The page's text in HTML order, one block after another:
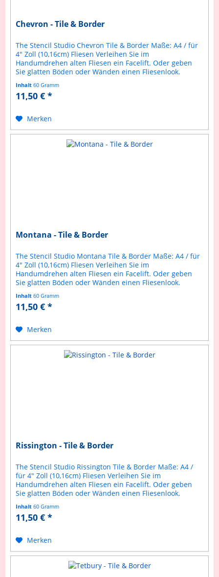
Chevron - Tile & Border
The Stencil Studio Chevron Tile & Border Maße: A4 / für
4" Zoll (10,16cm) Fliesen Verleihen Sie im
Handumdrehen alten Fliesen ein Facelift. Oder geben
Sie glatten Böden oder Wänden einen Fliesenlook.
Inhalt60 Gramm
11,50 € *
Merken
Montana - Tile & Border
The Stencil Studio Montana Tile & Border Maße: A4 / für
4" Zoll (10,16cm) Fliesen Verleihen Sie im
Handumdrehen alten Fliesen ein Facelift. Oder geben
Sie glatten Böden oder Wänden einen Fliesenlook.
Inhalt60 Gramm
11,50 € *
Merken
Rissington - Tile & Border
The Stencil Studio Rissington Tile & Border Maße: A4 /
für 4" Zoll (10,16cm) Fliesen Verleihen Sie im
Handumdrehen alten Fliesen ein Facelift. Oder geben
Sie glatten Böden oder Wänden einen Fliesenlook.
Inhalt60 Gramm
11,50 € *
Merken